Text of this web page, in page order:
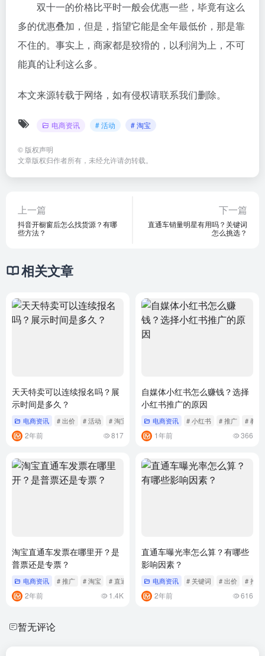
双十一的价格比平时一般会优惠一些，毕竟有这么
多的优惠叠加，但是，指望它能是全年最低价，那是靠
不住的。事实上，商家都是狡猾的，以利润为上，不可
能真的让利这么多。
本文来源转载于网络，如有侵权请联系我们删除。
电商资讯 # 活动 # 淘宝
© 版权声明
文章版权归作者所有，未经允许请勿转载。
上一篇
抖音开橱窗后怎么找货源？有哪
些方法？
下一篇
直通车销量明星有用吗？关键词
怎么挑选？
相关文章
天天特卖可以连续报名吗？展
示时间是多久？
电商资讯 # 出价 # 活动 # 淘宝
2年前 817
自媒体小红书怎么赚钱？选择
小红书推广的原因
电商资讯 # 小红书 # 推广 # 教程
1年前 366
淘宝直通车发票在哪里开？是
普票还是专票？
电商资讯 # 推广 # 淘宝 # 直通车
2年前 1.4K
直通车曝光率怎么算？有哪些
影响因素？
电商资讯 # 关键词 # 出价 # 推广
2年前 616
暂无评论